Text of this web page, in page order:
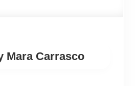
Mara Carrasco